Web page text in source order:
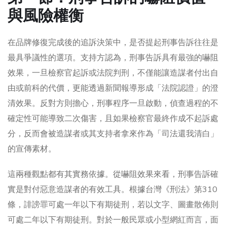
與風險權衡
在品牌修復完成後的追訴決策中，是否提起刑事告訴往往是
最具爭議性的選項。支持方認為，刑事告訴具有最強的嚇阻
效果，一旦檢察官起訴或法院判刑，不僅能讓造謀者付出自
由或前科的代價，更能透過新聞報導形成「法院認證」的澄
清效果。反對方則擔心，刑事程序一旦啟動，偵查過程的不
確定性可能導致二次傷害，且如果檢察官最終作成不起訴處
分，反而會被造謀者或其支持者拿來作為「司法還我清白」
的宣傳素材。
這兩種觀點都有其實務依據。從嚇阻效果來看，刑事告訴確
實是對付惡意造謀者的有效工具。根據台灣《刑法》第310
條，誹謗罪可處一年以下有期徒刑，若以文字、圖畫散佈則
可處二年以下有期徒刑。對於一般民眾或小型網紅而言，面